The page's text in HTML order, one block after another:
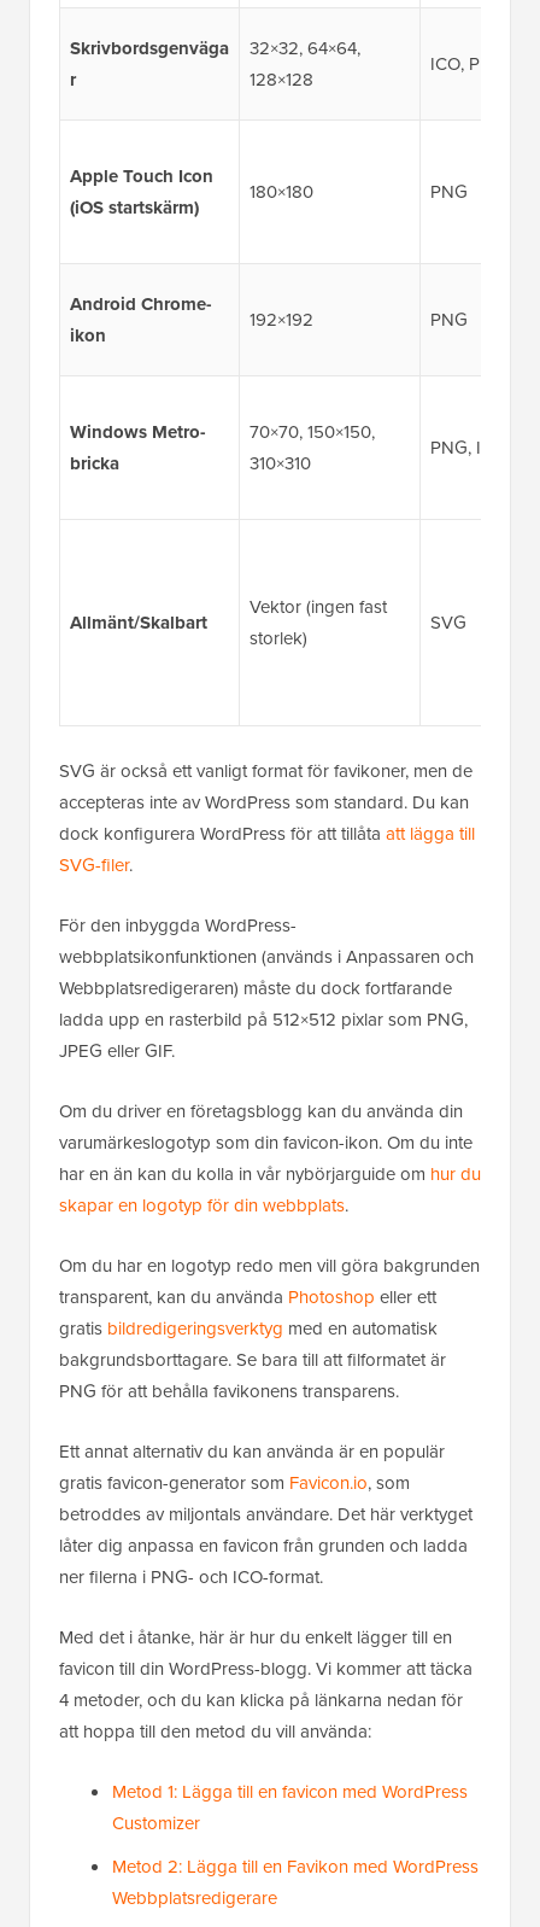
Skrivbordsgenväga
r
32×32, 64×64,
128×128
ICO, PNG
Apple Touch Icon
(iOS startskärm)
180×180 PNG
Android Chrome-
ikon
192×192 PNG
Windows Metro-
bricka
70×70, 150×150,
310×310
PNG, ICO
Allmänt/Skalbart
Vektor (ingen fast
storlek)
SVG
SVG är också ett vanligt format för favikoner, men de
accepteras inte av WordPress som standard. Du kan
dock konfigurera WordPress för att tillåta att lägga till
SVG-filer.
För den inbyggda WordPress-
webbplatsikonfunktionen (används i Anpassaren och
Webbplatsredigeraren) måste du dock fortfarande
ladda upp en rasterbild på 512×512 pixlar som PNG,
JPEG eller GIF.
Om du driver en företagsblogg kan du använda din
varumärkeslogotyp som din favicon-ikon. Om du inte
har en än kan du kolla in vår nybörjarguide om hur du
skapar en logotyp för din webbplats.
Om du har en logotyp redo men vill göra bakgrunden
transparent, kan du använda Photoshop eller ett
gratis bildredigeringsverktyg med en automatisk
bakgrundsborttagare. Se bara till att filformatet är
PNG för att behålla favikonens transparens.
Ett annat alternativ du kan använda är en populär
gratis favicon-generator som Favicon.io, som
betroddes av miljontals användare. Det här verktyget
låter dig anpassa en favicon från grunden och ladda
ner filerna i PNG- och ICO-format.
Med det i åtanke, här är hur du enkelt lägger till en
favicon till din WordPress-blogg. Vi kommer att täcka
4 metoder, och du kan klicka på länkarna nedan för
att hoppa till den metod du vill använda:
Metod 1: Lägga till en favicon med WordPress
Customizer
Metod 2: Lägga till en Favikon med WordPress
Webbplatsredigerare